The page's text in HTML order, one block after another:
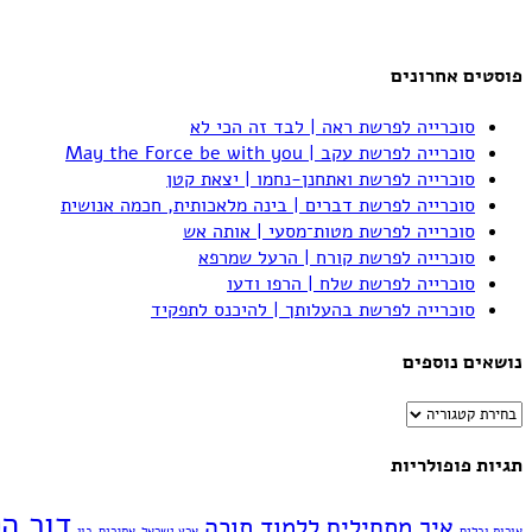
פוסטים אחרונים
סוכרייה לפרשת ראה | לבד זה הכי לא
סוכרייה לפרשת עקב | May the Force be with you
סוכרייה לפרשת ואתחנן-נחמו | יצאת קטן
סוכרייה לפרשת דברים | בינה מלאכותית, חכמה אנושית
סוכרייה לפרשת מטות־מסעי | אותה אש
סוכרייה לפרשת קורח | הרעל שמרפא
סוכרייה לפרשת שלח | הרפו ודעו
סוכרייה לפרשת בהעלותך | להיכנס לתפקיד
נושאים נוספים
נושאים
תגיות פופולריות